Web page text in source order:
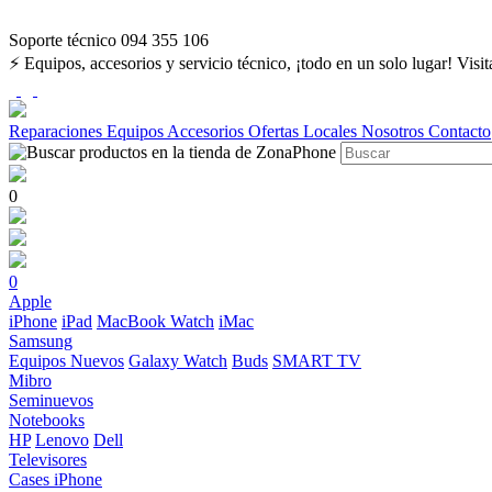
Soporte técnico 094 355 106
⚡ Equipos, accesorios y servicio técnico, ¡todo en un solo lugar!
Reparaciones Equipos Accesorios Ofertas Locales Nosotros Contacto
0
0
Apple
iPhone iPad MacBook Watch iMac
Samsung
Equipos Nuevos Galaxy Watch Buds SMART TV
Mibro
Seminuevos
Notebooks
HP Lenovo Dell
Televisores
Cases iPhone